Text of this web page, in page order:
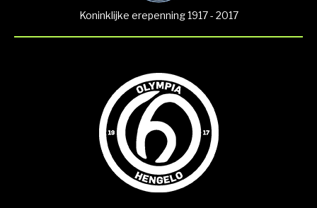
Koninklijke erepenning 1917 - 2017